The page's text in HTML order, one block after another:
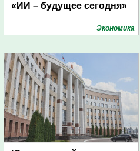
«ИИ – будущее сегодня»
Экономика